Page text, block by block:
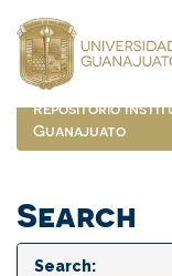
navigation
Repositorio
Guanajuato
Search
Search: